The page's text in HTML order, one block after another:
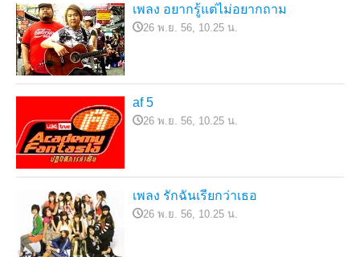
เพลง อยากรู้แต่ไม่อยากถาม
26 พ.ย. 56, 10.25 น.
af 5
26 พ.ย. 56, 10.25 น.
เพลง รักฉันเรียกว่าเธอ
26 พ.ย. 56, 10.25 น.